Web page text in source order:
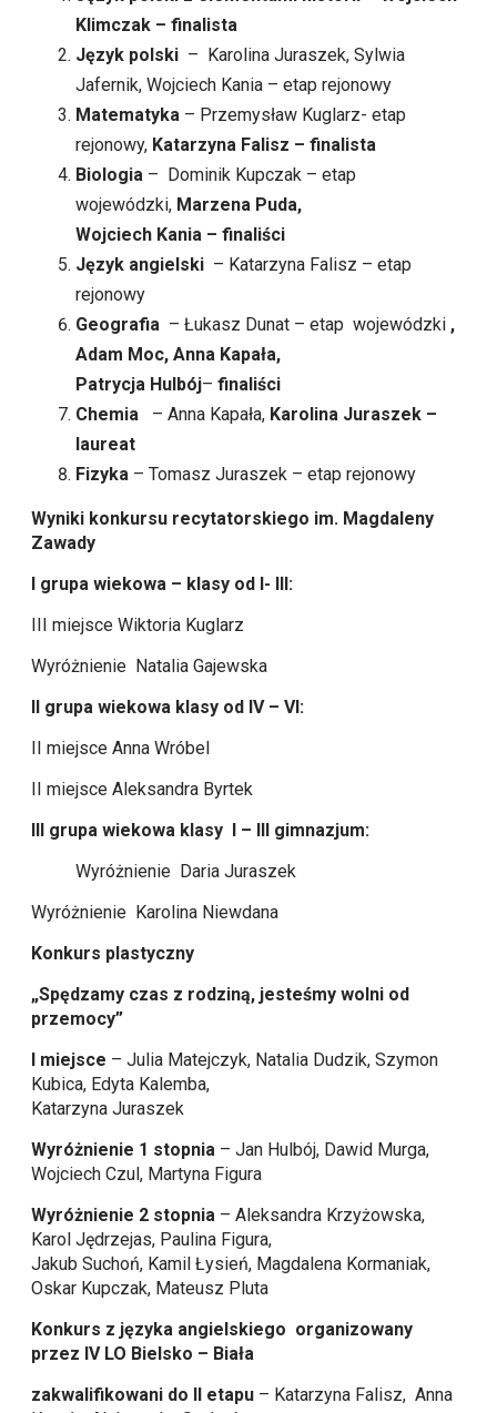
Klimczak – finalista
Język polski – Karolina Juraszek, Sylwia
Jafernik, Wojciech Kania – etap rejonowy
Matematyka – Przemysław Kuglarz- etap
rejonowy, Katarzyna Falisz – finalista
Biologia – Dominik Kupczak – etap
wojewódzki, Marzena Puda,
Wojciech Kania – finaliści
Język angielski – Katarzyna Falisz – etap
rejonowy
Geografia – Łukasz Dunat – etap wojewódzki ,
Adam Moc, Anna Kapała,
Patrycja Hulbój–finaliści
Chemia – Anna Kapała, Karolina Juraszek –
laureat
Fizyka – Tomasz Juraszek – etap rejonowy
Wyniki konkursu recytatorskiego im. Magdaleny
Zawady
I grupa wiekowa – klasy od I- III:
III miejsce Wiktoria Kuglarz
Wyróżnienie Natalia Gajewska
II grupa wiekowa klasy od IV – VI:
II miejsce Anna Wróbel
II miejsce Aleksandra Byrtek
III grupa wiekowa klasy I – III gimnazjum:
Wyróżnienie Daria Juraszek
Wyróżnienie Karolina Niewdana
Konkurs plastyczny
„Spędzamy czas z rodziną, jesteśmy wolni od
przemocy”
I miejsce – Julia Matejczyk, Natalia Dudzik, Szymon
Kubica, Edyta Kalemba,
Katarzyna Juraszek
Wyróżnienie 1 stopnia – Jan Hulbój, Dawid Murga,
Wojciech Czul, Martyna Figura
Wyróżnienie 2 stopnia – Aleksandra Krzyżowska,
Karol Jędrzejas, Paulina Figura,
Jakub Suchoń, Kamil Łysień, Magdalena Kormaniak,
Oskar Kupczak, Mateusz Pluta
Konkurs z języka angielskiego organizowany
przez IV LO Bielsko – Biała
zakwalifikowani do II etapu – Katarzyna Falisz, Anna